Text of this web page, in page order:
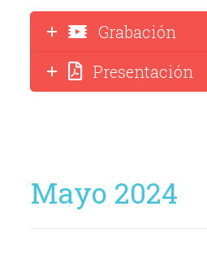
Grabación
Presentación
Mayo 2024